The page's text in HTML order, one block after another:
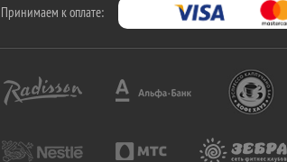
Принимаем к оплате: